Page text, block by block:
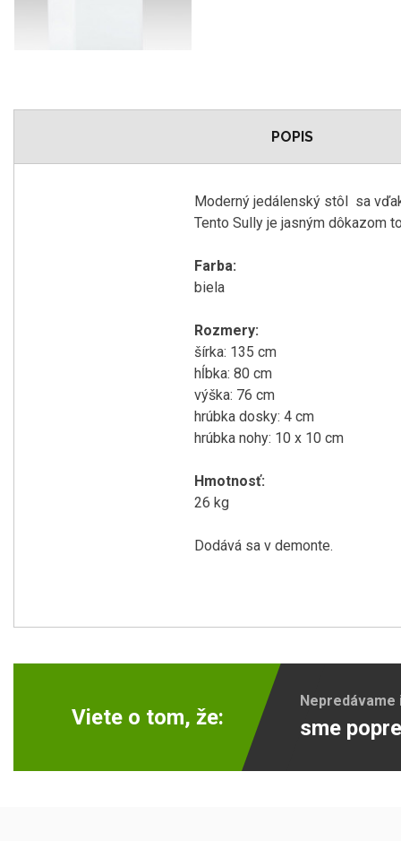
POPIS
Moderný jedálenský stôl sa
Tento Sully je jasným dôkazom
Farba:
biela
Rozmery:
šírka: 135 cm
hĺbka: 80 cm
výška: 76 cm
hrúbka dosky: 4 cm
hrúbka nohy: 10 x 10 cm
Hmotnosť:
26 kg
Dodává sa v demonte.
Viete o tom, že:
Nepredávame
sme